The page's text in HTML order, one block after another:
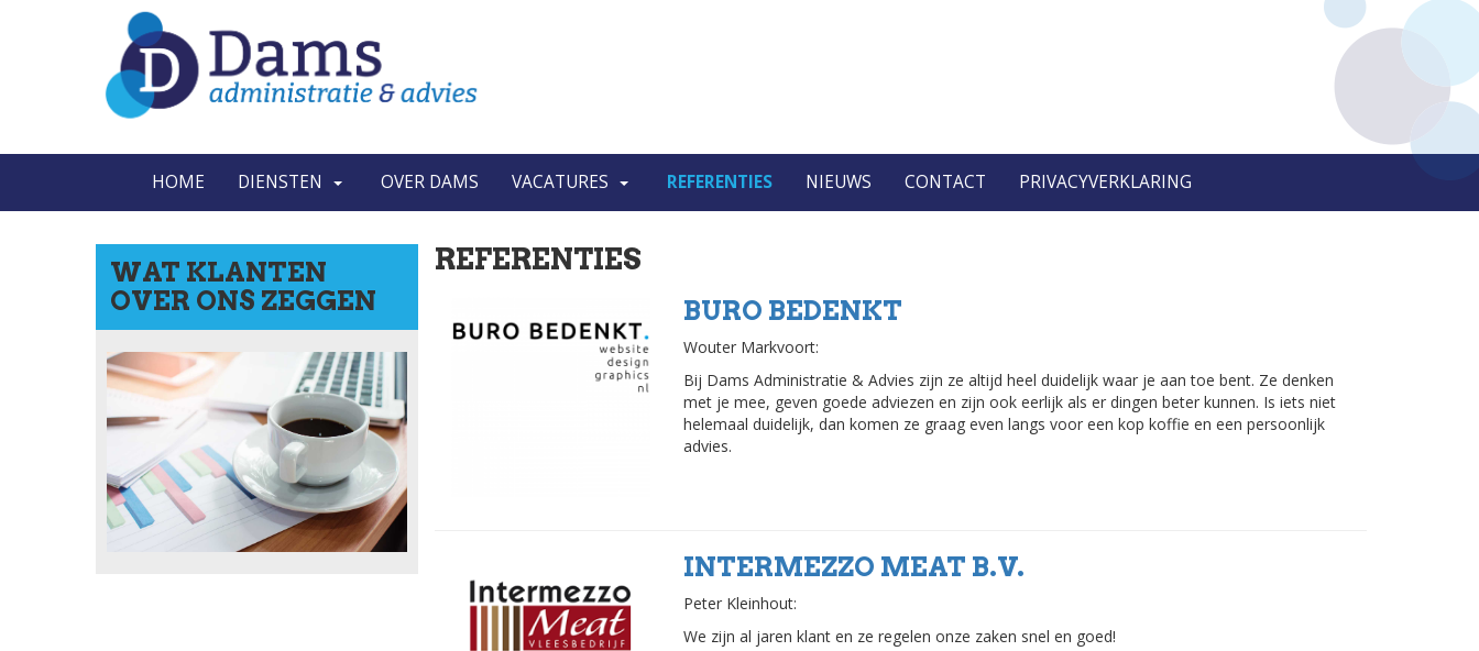
HOME DIENSTEN OVER DAMS VACATURES REFERENTIES NIEUWS CONTACT PRIVACYVERKLARING
WAT KLANTEN
OVER ONS ZEGGEN
REFERENTIES
BURO BEDENKT
Wouter Markvoort:
Bij Dams Administratie & Advies zijn ze altijd heel duidelijk waar je aan toe bent. Ze denken
met je mee, geven goede adviezen en zijn ook eerlijk als er dingen beter kunnen. Is iets niet
helemaal duidelijk, dan komen ze graag even langs voor een kop koffie en een persoonlijk
advies.
INTERMEZZO MEAT B.V.
Peter Kleinhout:
We zijn al jaren klant en ze regelen onze zaken snel en goed!